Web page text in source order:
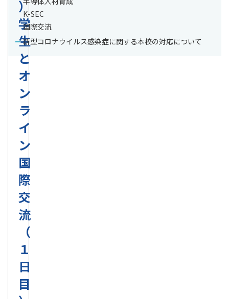
）
学
生
と
オ
ン
ラ
イ
ン
国
際
交
流
（
１
日
目
K-SEC
国際交流
新型コロナウイルス感染症に関する本校の対応について